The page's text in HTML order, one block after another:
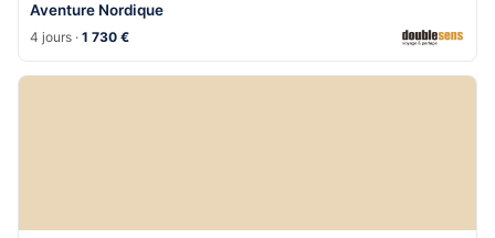
Aventure Nordique
4 jours ·1 730 €